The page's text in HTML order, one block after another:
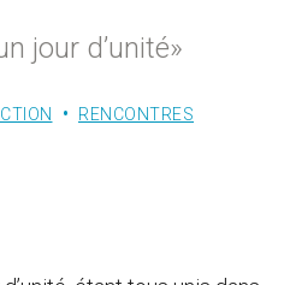
jour d’unité»
RENCONTRES